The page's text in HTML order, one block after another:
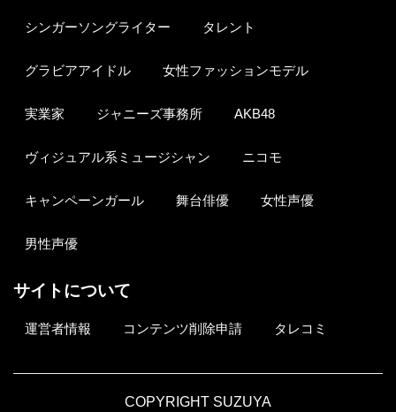
シンガーソングライター タレント
グラビアアイドル 女性ファッションモデル
実業家 ジャニーズ事務所 AKB48
ヴィジュアル系ミュージシャン ニコモ
キャンペーンガール 舞台俳優 女性声優
男性声優
サイトについて
運営者情報 コンテンツ削除申請 タレコミ
COPYRIGHT SUZUYA